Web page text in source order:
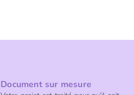
Document sur mesure